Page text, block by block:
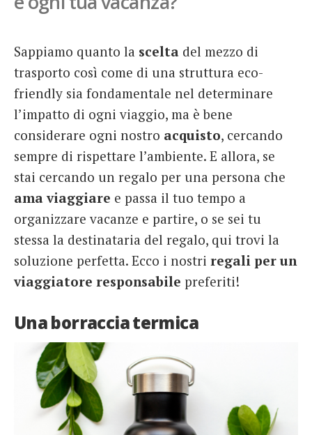
Sappiamo quanto la scelta del mezzo di
trasporto così come di una struttura eco-
friendly sia fondamentale nel determinare
l’impatto di ogni viaggio, ma è bene
considerare ogni nostro acquisto, cercando
sempre di rispettare l’ambiente. E allora, se
stai cercando un regalo per una persona che
ama viaggiare e passa il tuo tempo a
organizzare vacanze e partire, o se sei tu
stessa la destinataria del regalo, qui trovi la
soluzione perfetta. Ecco i nostri regali per un
viaggiatore responsabile preferiti!
Una borraccia termica